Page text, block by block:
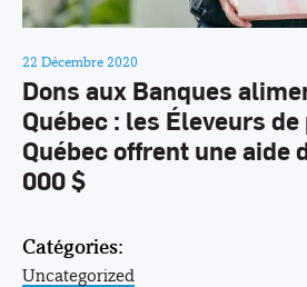
22 Décembre 2020
Dons aux Banques
Québec : les Éleveurs
Québec offrent une aide
000 $
Catégories:
Uncategorized